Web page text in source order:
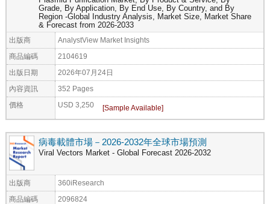
Grade, By Application, By End Use, By Country, and By
Region -Global Industry Analysis, Market Size, Market Share
& Forecast from 2026-2033
出版商 AnalystView Market Insights
商品編碼 2104619
出版日期 2026年07月24日
內容資訊 352 Pages
價格 USD 3,250
病毒載體市場－2026-2032年全球市場預測
Viral Vectors Market - Global Forecast 2026-2032
出版商 360iResearch
商品編碼 2096824